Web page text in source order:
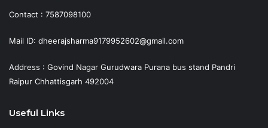
Contact : 7587098100
Mail ID: dheerajsharma9179952602@gmail.com
Address : Govind Nagar Gurudwara Purana bus stand Pandri
Raipur Chhattisgarh 492004
Useful Links